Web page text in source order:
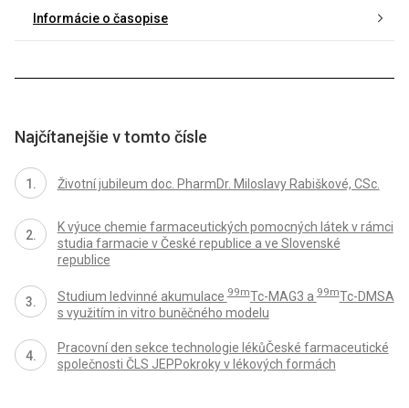
Informácie o časopise
Najčítanejšie v tomto čísle
Životní jubileum doc. PharmDr. Miloslavy Rabiškové, CSc.
K výuce chemie farmaceutických pomocných látek v rámci
studia farmacie v České republice a ve Slovenské
republice
Studium ledvinné akumulace99mTc-MAG3 a99mTc-DMSA
s využitím in vitro buněčného modelu
Pracovní den sekce technologie lékůČeské farmaceutické
společnosti ČLS JEPPokroky v lékových formách